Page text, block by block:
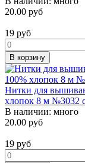
20.00 руб
19 руб
В корзину
Нитки для
хлопок 8 м №3032
В наличии: много
20.00 руб
19 руб